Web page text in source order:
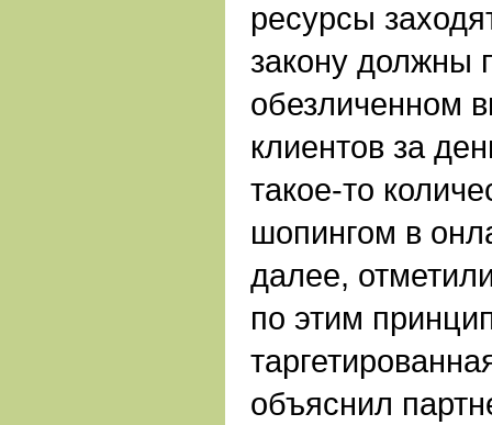
ресурсы
закону должны
обезличенном
клиентов за
такое-то
шопингом в
далее,
по этим
объяснил